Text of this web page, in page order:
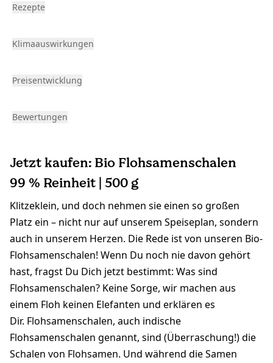
Rezepte
Klimaauswirkungen
Preisentwicklung
Bewertungen
Jetzt kaufen: Bio Flohsamenschalen
99 % Reinheit | 500 g
Klitzeklein, und doch nehmen sie einen so großen
Platz ein – nicht nur auf unserem Speiseplan, sondern
auch in unserem Herzen. Die Rede ist von unseren Bio-
Flohsamenschalen! Wenn Du noch nie davon gehört
hast, fragst Du Dich jetzt bestimmt: Was sind
Flohsamenschalen? Keine Sorge, wir machen aus
einem Floh keinen Elefanten und erklären es
Dir. Flohsamenschalen, auch indische
Flohsamenschalen genannt, sind (Überraschung!) die
Schalen von Flohsamen. Und während die Samen